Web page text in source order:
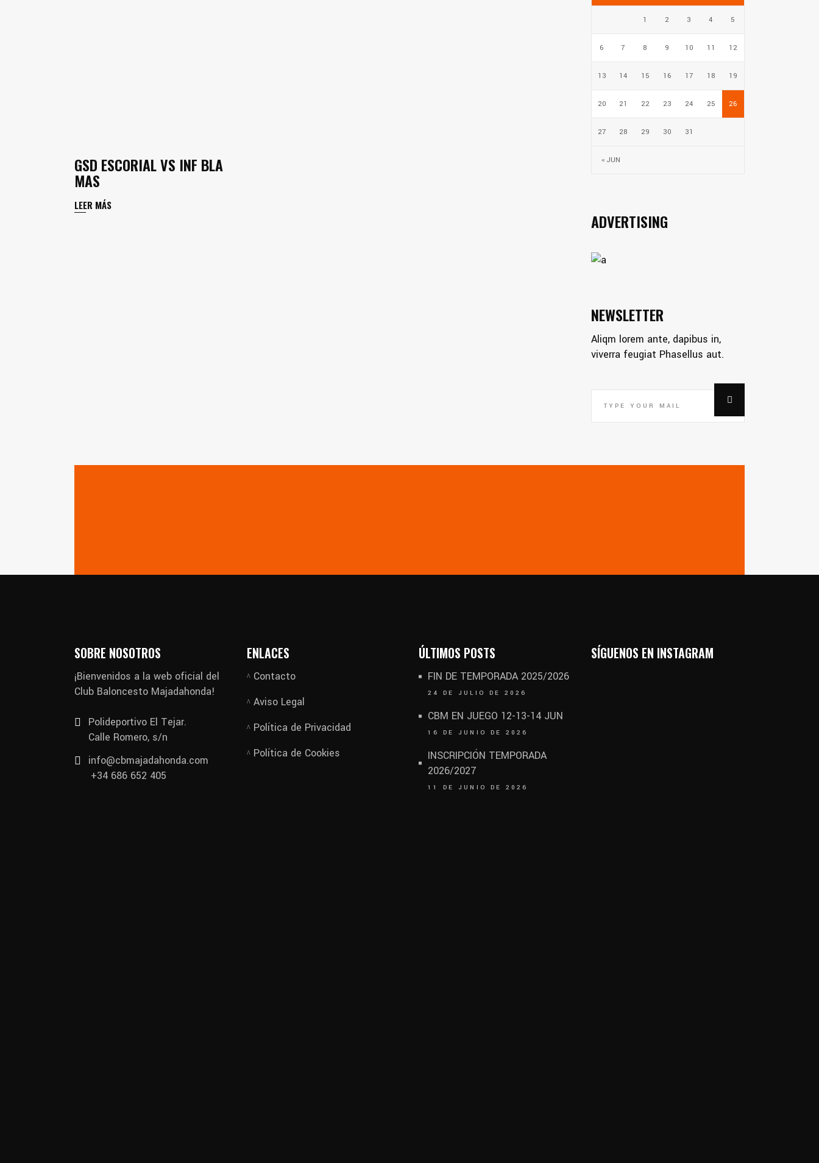
GSD ESCORIAL VS INF BLA
MAS
LEER MÁS
« JUN
1 2 3 4 5
6 7 8 9 10 11 12
13 14 15 16 17 18 19
20 21 22 23 24 25 26
27 28 29 30 31
ADVERTISING
NEWSLETTER
Aliqm lorem ante, dapibus in,
viverra feugiat Phasellus aut.
SOBRE NOSOTROS
¡Bienvenidos a la web oficial del
Club Baloncesto Majadahonda!
Polideportivo El Tejar.
Calle Romero, s/n
info@cbmajadahonda.com
+34 686 652 405
ENLACES
Contacto
Aviso Legal
Política de Privacidad
Política de Cookies
ÚLTIMOS POSTS
FIN DE TEMPORADA 2025/2026
24 DE JULIO DE 2026
CBM EN JUEGO 12-13-14 JUN
16 DE JUNIO DE 2026
INSCRIPCIÓN TEMPORADA
2026/2027
11 DE JUNIO DE 2026
SÍGUENOS EN INSTAGRAM